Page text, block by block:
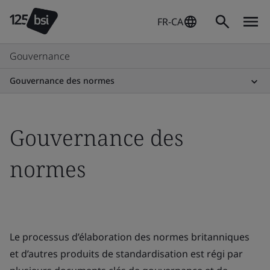
FR-CA
Gouvernance
Gouvernance des normes
Gouvernance des
normes
Le processus d’élaboration des normes britanniques
et d’autres produits de standardisation est régi par